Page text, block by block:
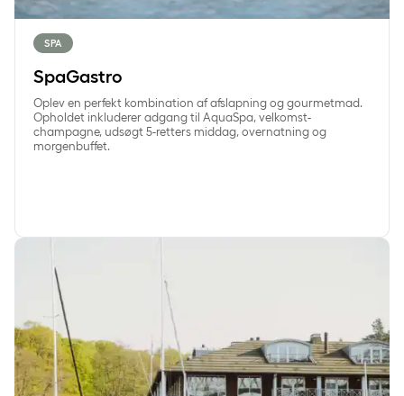
SPA
SpaGastro
Oplev en perfekt kombination af afslapning og gourmetmad.
Opholdet inkluderer adgang til AquaSpa, velkomst-
champagne, udsøgt 5-retters middag, overnatning og
morgenbuffet.
Sommertilbud: Spar 15% på Stort Kongeophold